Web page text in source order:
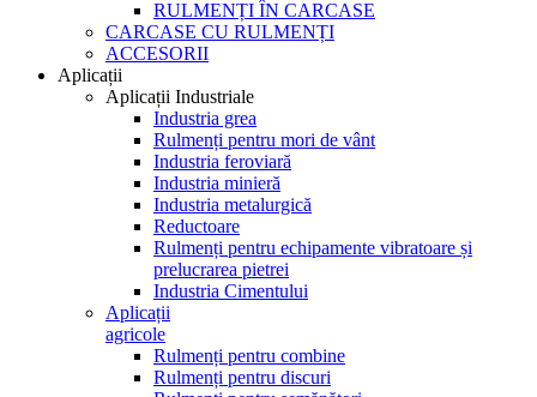
RULMENȚI ÎN CARCASE
CARCASE CU RULMENȚI
ACCESORII
Aplicații
Aplicații Industriale
Industria grea
Rulmenți pentru mori de vânt
Industria feroviară
Industria minieră
Industria metalurgică
Reductoare
Rulmenți pentru echipamente vibratoare și
prelucrarea pietrei
Industria Cimentului
Aplicații
agricole
Rulmenți pentru combine
Rulmenți pentru discuri